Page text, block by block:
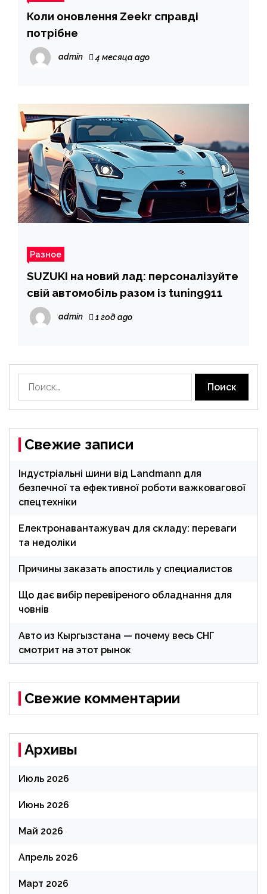
Коли оновлення Zeekr справді
потрібне
admin 4 месяца ago
Разное
SUZUKI на новий лад: персоналізуйте
свій автомобіль разом із tuning911
admin 1 год ago
Свежие записи
Індустріальні шини від Landmann для
безпечної та ефективної роботи важковагової
спецтехніки
Електронавантажувач для складу: переваги
та недоліки
Причины заказать апостиль у специалистов
Що дає вибір перевіреного обладнання для
човнів
Авто из Кыргызстана — почему весь СНГ
смотрит на этот рынок
Свежие комментарии
Архивы
Июль 2026
Июнь 2026
Май 2026
Апрель 2026
Март 2026